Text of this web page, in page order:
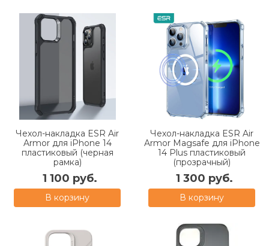
Чехол-накладка ESR Air
Armor для iPhone 14
пластиковый (черная
рамка)
1 100 руб.
В корзину
Чехол-накладка ESR Air
Armor Magsafe для iPhone
14 Plus пластиковый
(прозрачный)
1 300 руб.
В корзину